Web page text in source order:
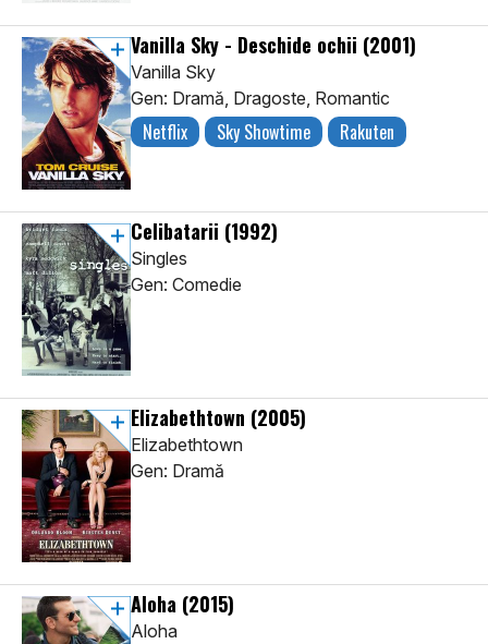
Vanilla Sky - Deschide ochii (2001)
Vanilla Sky
Gen: Dramă, Dragoste, Romantic
Netflix Sky Showtime Rakuten
Celibatarii (1992)
Singles
Gen: Comedie
Elizabethtown (2005)
Elizabethtown
Gen: Dramă
Aloha (2015)
Aloha